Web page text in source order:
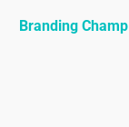
Branding Champ